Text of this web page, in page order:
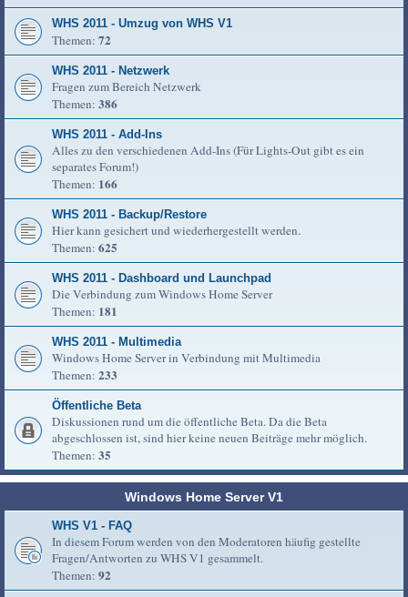
WHS 2011 - Umzug von WHS V1
Themen: 72
WHS 2011 - Netzwerk
Fragen zum Bereich Netzwerk
Themen: 386
WHS 2011 - Add-Ins
Alles zu den verschiedenen Add-Ins (Für Lights-Out gibt es ein
separates Forum!)
Themen: 166
WHS 2011 - Backup/Restore
Hier kann gesichert und wiederhergestellt werden.
Themen: 625
WHS 2011 - Dashboard und Launchpad
Die Verbindung zum Windows Home Server
Themen: 181
WHS 2011 - Multimedia
Windows Home Server in Verbindung mit Multimedia
Themen: 233
Öffentliche Beta
Diskussionen rund um die öffentliche Beta. Da die Beta
abgeschlossen ist, sind hier keine neuen Beiträge mehr möglich.
Themen: 35
Windows Home Server V1
WHS V1 - FAQ
In diesem Forum werden von den Moderatoren häufig gestellte
Fragen/Antworten zu WHS V1 gesammelt.
Themen: 92